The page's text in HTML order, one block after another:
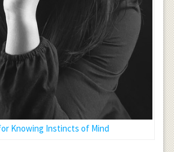
Knowing Instincts of Mind